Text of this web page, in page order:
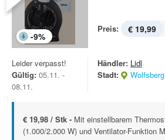
-9%
Preis: € 19,99
Leider verpasst!
Gültig: 05.11. -
08.11.
Händler: Lidl
Stadt:
Wolfsberg
€ 19,98 / Stk - Mit einstellbarem
(1.000/2.000 W) und Ventilator-Funktion